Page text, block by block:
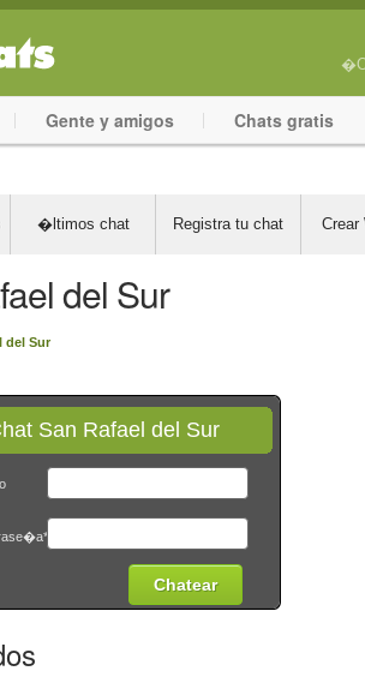
Gente y amigos Chats gratis
�ltimos chat Registra tu chat Crear
del Sur
del Sur
San Rafael del Sur